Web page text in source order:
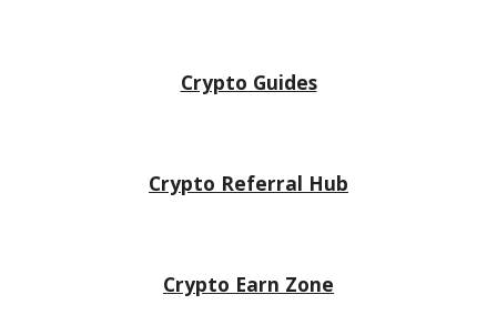
Crypto Guides
Crypto Referral Hub
Crypto Earn Zone